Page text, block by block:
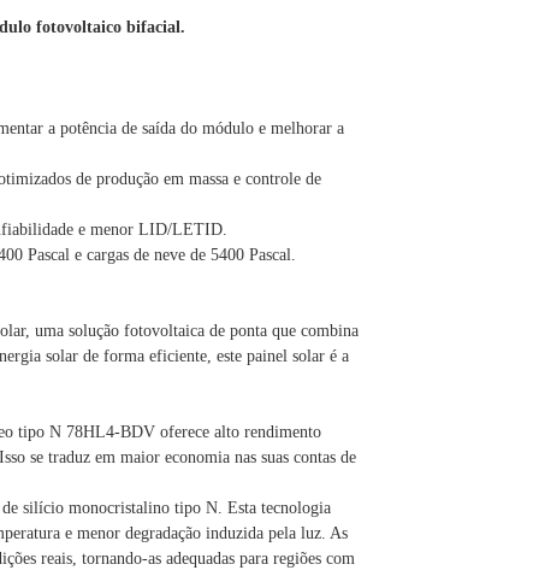
fotovoltaico bifacial.
a potência de saída do módulo e melhorar a
de produção em massa e controle de
e menor LID/LETID.
Pascal e cargas de neve de 5400 Pascal.
uma solução fotovoltaica de ponta que combina
solar de forma eficiente, este painel solar é a
tipo N 78HL4-BDV oferece alto rendimento
se traduz em maior economia nas suas contas de
de silício monocristalino tipo N. Esta tecnologia
e menor degradação induzida pela luz. As
reais, tornando-as adequadas para regiões com